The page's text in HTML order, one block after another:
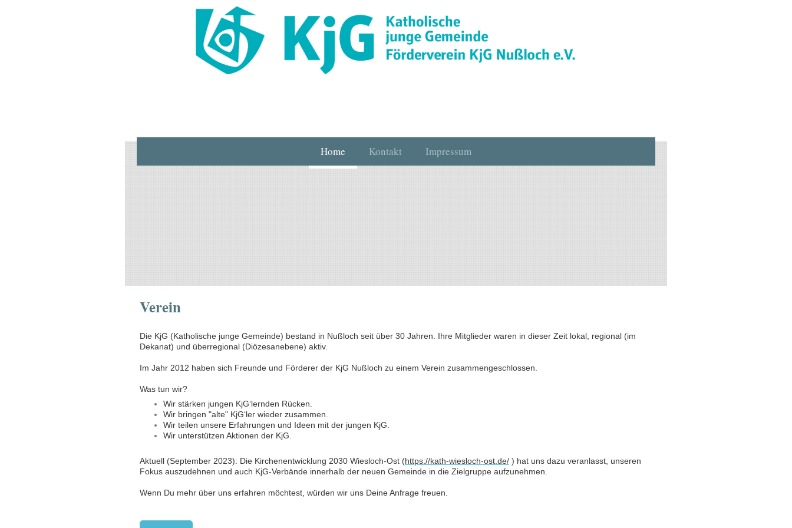
Home Kontakt Impressum
Verein
Die KjG (Katholische junge Gemeinde) bestand in Nußloch seit über 30 Jahren. Ihre Mitglieder waren in dieser Zeit lokal, regional (im
Dekanat) und überregional (Diözesanebene) aktiv.
Im Jahr 2012 haben sich Freunde und Förderer der KjG Nußloch zu einem Verein zusammengeschlossen.
Was tun wir?
Wir stärken jungen KjG‘lernden Rücken.
Wir bringen "alte" KjG‘ler wieder zusammen.
Wir teilen unsere Erfahrungen und Ideen mit der jungen KjG.
Wir unterstützen Aktionen der KjG.
Aktuell (September 2023): Die Kirchenentwicklung 2030 Wiesloch-Ost (https://kath-wiesloch-ost.de/ ) hat uns dazu veranlasst, unseren
Fokus auszudehnen und auch KjG-Verbände innerhalb der neuen Gemeinde in die Zielgruppe aufzunehmen.
Wenn Du mehr über uns erfahren möchtest, würden wir uns Deine Anfrage freuen.